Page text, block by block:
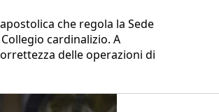
che regola la Sede
cardinalizio. A
delle operazioni di